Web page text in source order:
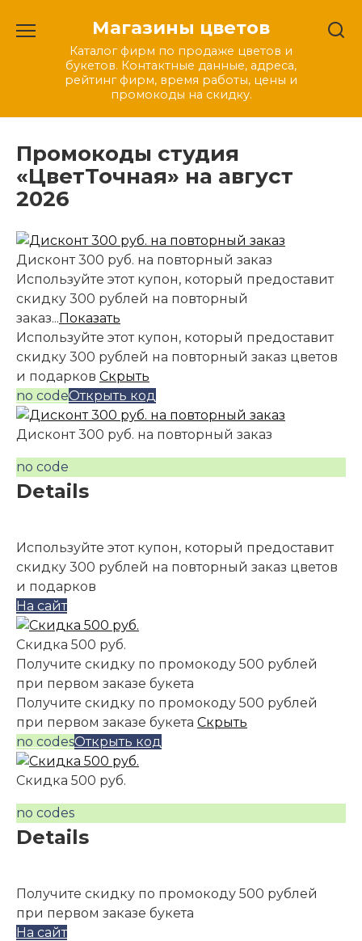
содержанию
Магазины цветов
Каталог фирм по продаже цветов и
букетов. Контактные данные, адреса,
рейтинг фирм, время работы, цены и
промокоды на скидку.
Промокоды студия
«ЦветТочная» на август
2026
Дисконт 300 руб. на повторный заказ
Используйте этот купон, который предоставит
скидку 300 рублей на повторный
заказ...Показать
Используйте этот купон, который предоставит
скидку 300 рублей на повторный заказ цветов
и подарков Скрыть
no codeОткрыть код
Дисконт 300 руб. на повторный заказ
no code
Details
Используйте этот купон, который предоставит
скидку 300 рублей на повторный заказ цветов
и подарков
На сайт
Скидка 500 руб.
Получите скидку по промокоду 500 рублей
при первом заказе букета
Получите скидку по промокоду 500 рублей
при первом заказе букета Скрыть
no codesОткрыть код
Скидка 500 руб.
no codes
Details
Получите скидку по промокоду 500 рублей
при первом заказе букета
На сайт